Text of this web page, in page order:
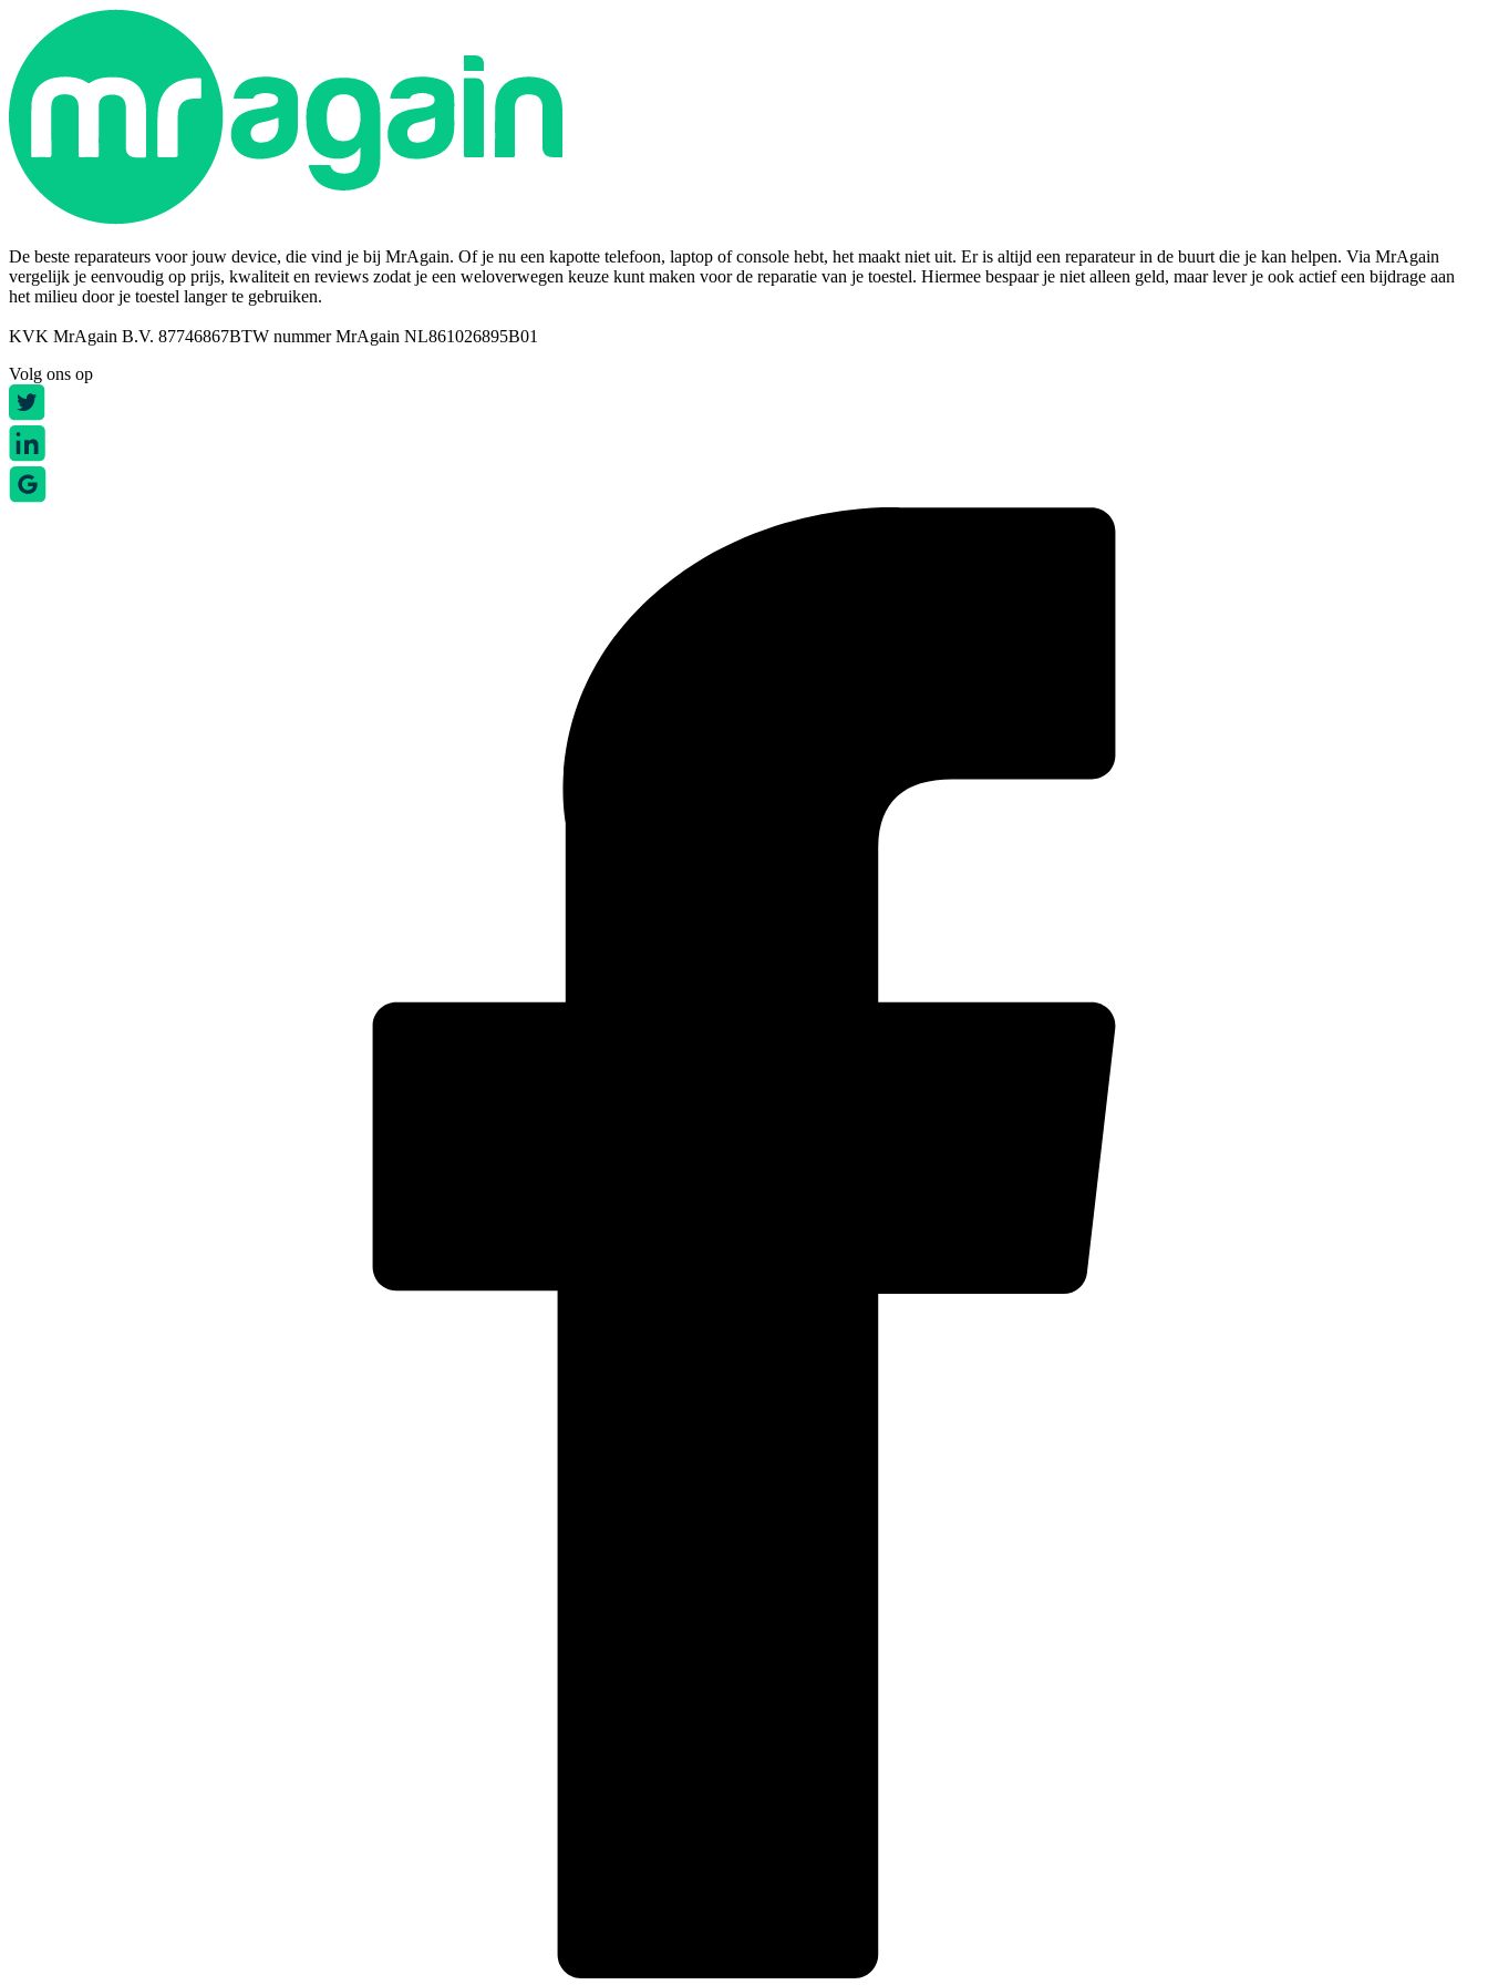
De beste reparateurs voor jouw device, die vind je bij MrAgain. Of je nu een kapotte telefoon, laptop of console hebt, het maakt niet uit. Er is altijd een reparateur in de buurt die je kan helpen. Via MrAgain
vergelijk je eenvoudig op prijs, kwaliteit en reviews zodat je een weloverwegen keuze kunt maken voor de reparatie van je toestel. Hiermee bespaar je niet alleen geld, maar lever je ook actief een bijdrage aan
het milieu door je toestel langer te gebruiken.
KVK MrAgain B.V. 87746867BTW nummer MrAgain NL861026895B01
Volg ons op